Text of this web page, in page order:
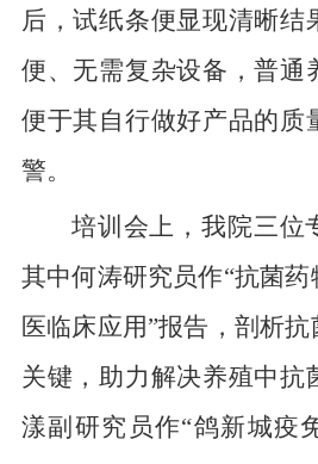
后，试纸条便显现清晰结
便、无需复杂设备，普通
便于其自行做好产品的质
警。
培训会上，我院三位
其中何涛研究员作“抗菌
医临床应用”报告，剖析
关键，助力解决养殖中抗
漾副研究员作“鸽新城疫